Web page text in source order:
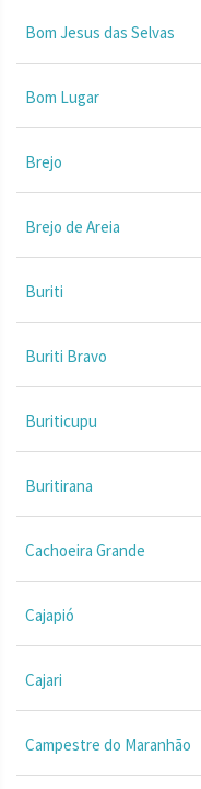
Bom Jesus das Selvas
Bom Lugar
Brejo
Brejo de Areia
Buriti
Buriti Bravo
Buriticupu
Buritirana
Cachoeira Grande
Cajapió
Cajari
Campestre do Maranhão